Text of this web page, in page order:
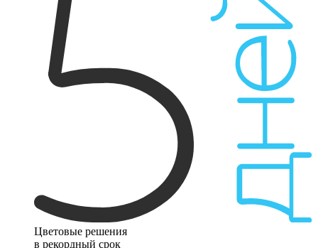
Цветовые решения
в рекордный срок